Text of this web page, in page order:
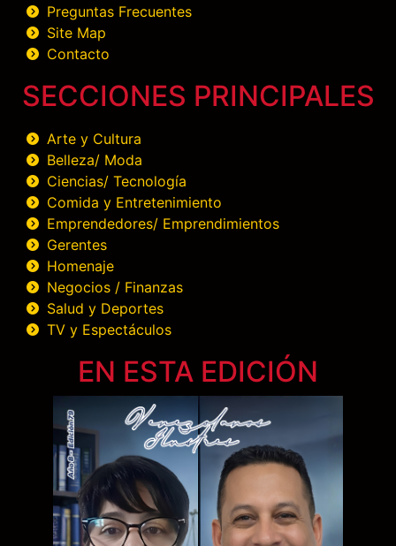
Preguntas Frecuentes
Site Map
Contacto
SECCIONES PRINCIPALES
Arte y Cultura
Belleza/ Moda
Ciencias/ Tecnología
Comida y Entretenimiento
Emprendedores/ Emprendimientos
Gerentes
Homenaje
Negocios / Finanzas
Salud y Deportes
TV y Espectáculos
EN ESTA EDICIÓN